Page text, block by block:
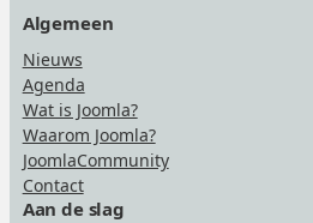
Algemeen
Nieuws
Agenda
Wat is Joomla?
Waarom Joomla?
JoomlaCommunity
Contact
Aan de slag